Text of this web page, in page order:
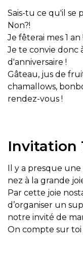
Sais-tu ce qu'il se
Non?!
Je fêterai mes 1 an !
Je te convie donc
d'anniversaire !
Gâteau, jus de
chamallows,
rendez-vous !
Invitation
Il y a presque
nez à la grande
Par cette joie
d’organiser un
notre invité de
On compte sur toi